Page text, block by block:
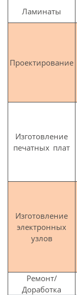
Ламинаты
Проектирование
Изготовление
печатных плат
Изготовление
электронных
узлов
Ремонт/
Доработка